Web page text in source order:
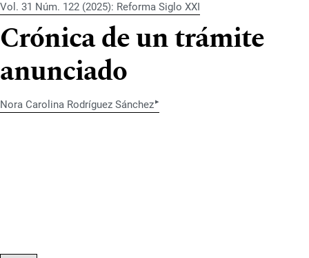
Vol. 31 Núm. 122 (2025): Reforma Siglo XXI
Crónica de un trámite
anunciado
Nora Carolina Rodríguez Sánchez▸